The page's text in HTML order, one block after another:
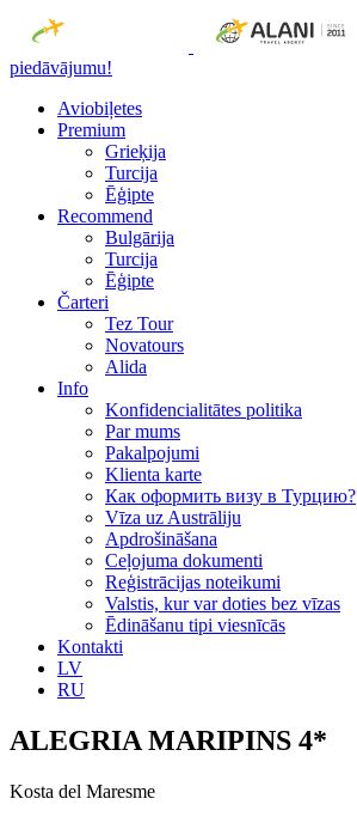
piedāvājumu!
Aviobiļetes
Premium
Grieķija
Turcija
Ēģipte
Recommend
Bulgārija
Turcija
Ēģipte
Čarteri
Tez Tour
Novatours
Alida
Info
Konfidencialitātes politika
Par mums
Рakalpojumi
Klienta karte
Как оформить визу в Турцию?
Vīza uz Austrāliju
Apdrošināšana
Ceļojuma dokumenti
Reģistrācijas noteikumi
Valstis, kur var doties bez vīzas
Ēdināšanu tipi viesnīcās
Kontakti
LV
RU
ALEGRIA MARIPINS 4*
Kosta del Maresme